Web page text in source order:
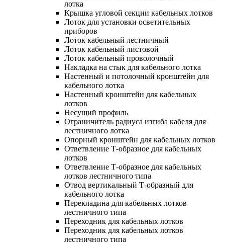
лотка
Крышка угловой секции кабельных лотков
Лоток для установки осветительных
приборов
Лоток кабельный лестничный
Лоток кабельный листовой
Лоток кабельный проволочный
Накладка на стык для кабельного лотка
Настенный и потолочный кронштейн для
кабельного лотка
Настенный кронштейн для кабельных
лотков
Несущий профиль
Ограничитель радиуса изгиба кабеля для
лестничного лотка
Опорный кронштейн для кабельных лотков
Ответвление Т-образное для кабельных
лотков
Ответвление Т-образное для кабельных
лотков лестничного типа
Отвод вертикальный Т-образный для
кабельного лотка
Перекладина для кабельных лотков
лестничного типа
Переходник для кабельных лотков
Переходник для кабельных лотков
лестничного типа